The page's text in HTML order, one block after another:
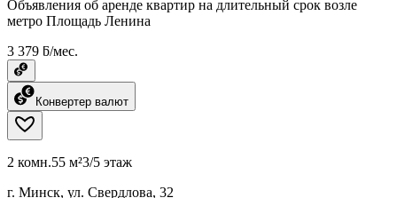
Объявления об аренде квартир на длительный срок возле
метро Площадь Ленина
3 379 ƃ/мес.
Конвертер валют
2 комн.55 м²3/5 этаж
г. Минск, ул. Свердлова, 32